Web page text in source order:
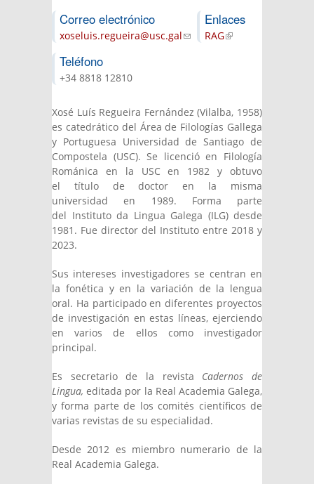
Correo electrónico
xoseluis.regueira@usc.gal(link sends e-
Teléfono
+34 8818 12810
Enlaces
RAG(link is
Xosé Luís Regueira Fernández (Vilalba, 1958)
es catedrático del Área de Filologías Gallega
y Portuguesa Universidad de Santiago de
Compostela (USC). Se licenció en Filología
Románica en la USC en 1982 y obtuvo
el título de doctor en la misma
universidad en 1989. Forma parte
del Instituto da Lingua Galega (ILG) desde
1981. Fue director del Instituto entre 2018 y
2023.
Sus intereses investigadores se centran en
la fonética y en la variación de la lengua
oral. Ha participado en diferentes proyectos
de investigación en estas líneas, ejerciendo
en varios de ellos como investigador
principal.
Es secretario de la revista Cadernos de
Lingua,editada por la Real Academia Galega,
y forma parte de los comités científicos de
varias revistas de su especialidad.
Desde 2012 es miembro numerario de la
Real Academia Galega.